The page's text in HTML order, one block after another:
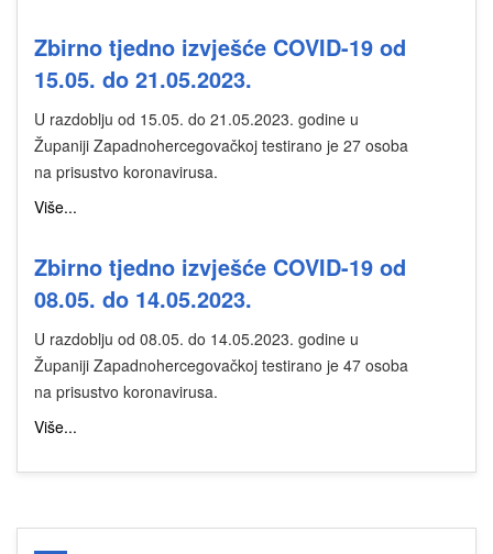
Zbirno tjedno izvješće COVID-19 od
15.05. do 21.05.2023.
U razdoblju od 15.05. do 21.05.2023. godine u
Županiji Zapadnohercegovačkoj testirano je 27 osoba
na prisustvo koronavirusa.
Više...
Zbirno tjedno izvješće COVID-19 od
08.05. do 14.05.2023.
U razdoblju od 08.05. do 14.05.2023. godine u
Županiji Zapadnohercegovačkoj testirano je 47 osoba
na prisustvo koronavirusa.
Više...